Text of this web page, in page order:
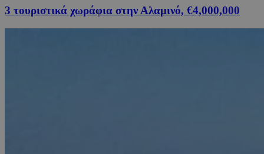
3 τουριστικά χωράφια στην Αλαμινό, €4,000,000